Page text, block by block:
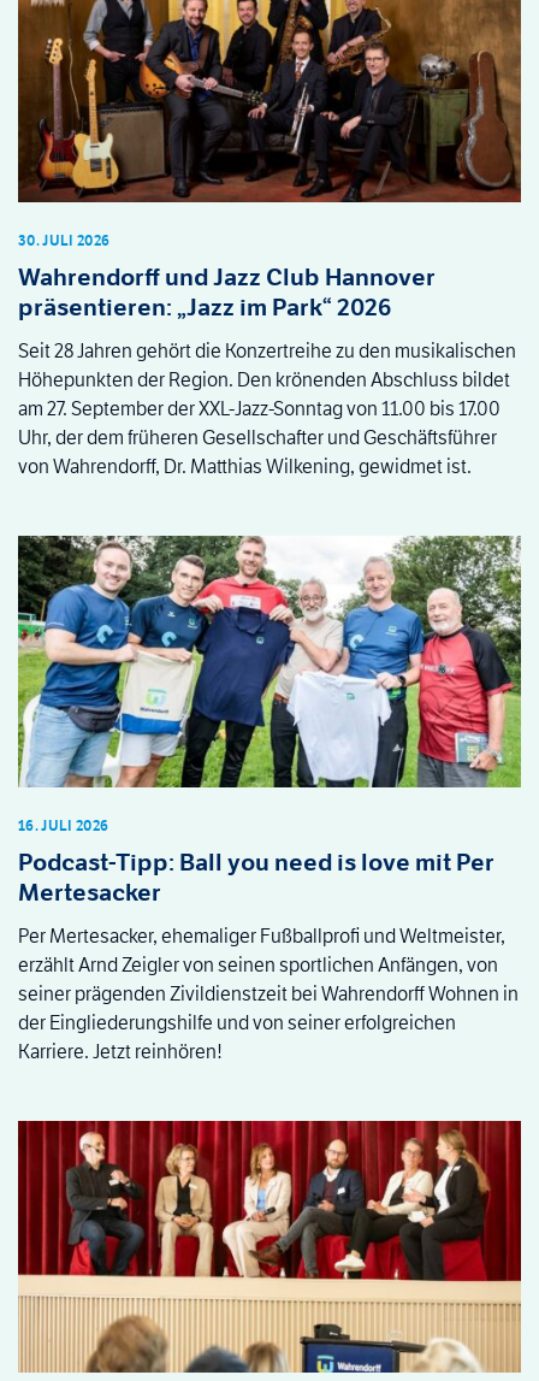
Wahrendorff und Jazz Club Hannover
präsentieren: „Jazz im Park“ 2026
30. JULI 2026
Seit 28 Jahren gehört die Konzertreihe zu den musikalischen
Höhepunkten der Region. Den krönenden Abschluss bildet
am 27. September der XXL-Jazz-Sonntag von 11.00 bis 17.00
Uhr, der dem früheren Gesellschafter und Geschäftsführer
von Wahrendorff, Dr. Matthias Wilkening, gewidmet ist.
Podcast-Tipp: Ball you need is love mit Per
Mertesacker
16. JULI 2026
Per Mertesacker, ehemaliger Fußballprofi und Weltmeister,
erzählt Arnd Zeigler von seinen sportlichen Anfängen, von
seiner prägenden Zivildienstzeit bei Wahrendorff Wohnen in
der Eingliederungshilfe und von seiner erfolgreichen
Karriere. Jetzt reinhören!